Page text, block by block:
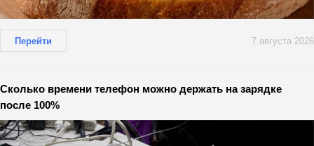
Перейти 7 августа 2026
Сколько времени телефон можно держать на зарядке
после 100%